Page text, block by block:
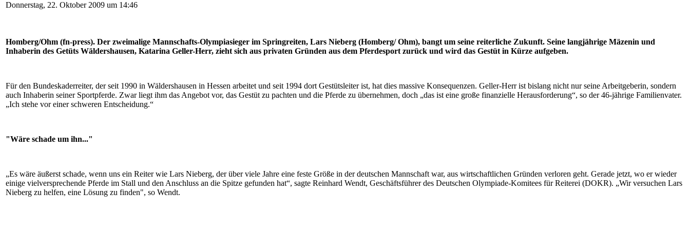
Donnerstag, 22. Oktober 2009 um 14:46
Homberg/Ohm (fn-press). Der zweimalige Mannschafts-Olympiasieger im Springreiten, Lars Nieberg (Homberg/ Ohm), bangt um seine reiterliche Zukunft. Seine langjährige Mäzenin und
Inhaberin des Getüts Wäldershausen, Katarina Geller-Herr, zieht sich aus privaten Gründen aus dem Pferdesport zurück und wird das Gestüt in Kürze aufgeben.
Für den Bundeskaderreiter, der seit 1990 in Wäldershausen in Hessen arbeitet und seit 1994 dort Gestütsleiter ist, hat dies massive Konsequenzen. Geller-Herr ist bislang nicht nur seine Arbeitgeberin, sondern
auch Inhaberin seiner Sportpferde. Zwar liegt ihm das Angebot vor, das Gestüt zu pachten und die Pferde zu übernehmen, doch „das ist eine große finanzielle Herausforderung“, so der 46-jährige Familienvater.
„Ich stehe vor einer schweren Entscheidung.“
"Wäre schade um ihn..."
„Es wäre äußerst schade, wenn uns ein Reiter wie Lars Nieberg, der über viele Jahre eine feste Größe in der deutschen Mannschaft war, aus wirtschaftlichen Gründen verloren geht. Gerade jetzt, wo er wieder
einige vielversprechende Pferde im Stall und den Anschluss an die Spitze gefunden hat“, sagte Reinhard Wendt, Geschäftsführer des Deutschen Olympiade-Komitees für Reiterei (DOKR). „Wir versuchen Lars
Nieberg zu helfen, eine Lösung zu finden", so Wendt.